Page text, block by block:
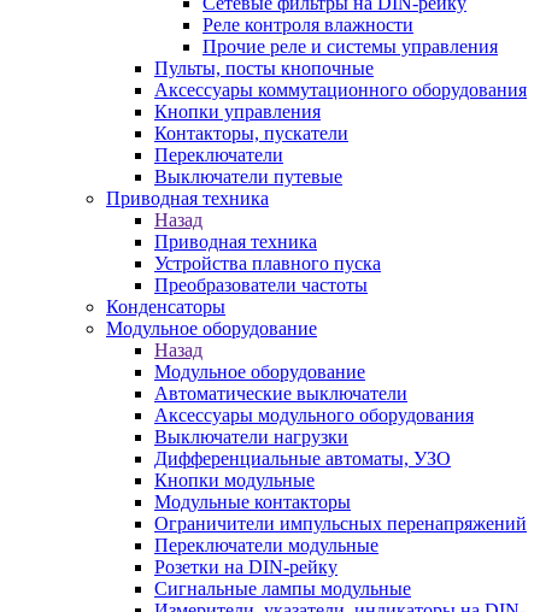
Реле контроля влажности
Прочие реле и системы управления
Пульты, посты кнопочные
Аксессуары коммутационного оборудования
Кнопки управления
Контакторы, пускатели
Переключатели
Выключатели путевые
Приводная техника
Назад
Приводная техника
Устройства плавного пуска
Преобразователи частоты
Конденсаторы
Модульное оборудование
Назад
Модульное оборудование
Автоматические выключатели
Аксессуары модульного оборудования
Выключатели нагрузки
Дифференциальные автоматы, УЗО
Кнопки модульные
Модульные контакторы
Ограничители импульсных перенапряжений
Переключатели модульные
Розетки на DIN-рейку
Сигнальные лампы модульные